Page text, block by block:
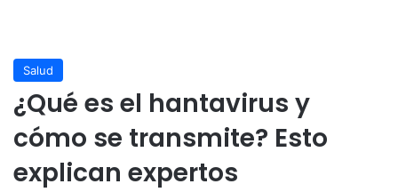
Salud
¿Qué es el hantavirus y
cómo se transmite? Esto
explican expertos